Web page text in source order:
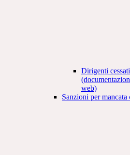
Dirigenti
web)
Sanzioni per